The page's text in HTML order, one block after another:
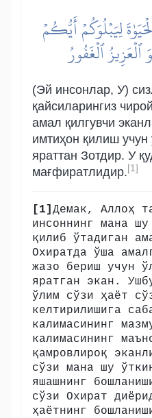
لِيَبۡلُوَكُمۡ أَيُّكُمۡ
ٱلۡغَفُورُ
(Эй инсонлар, У)
қайсиларингиз
амал қилгувчи
имтиҳон қилиш
яраттан Зотдир. У
мағфиратлидир. [1]
[1] Демак, Аллоҳ
инсоннинг мана
қилиб ўтадиган
Охиратда ўша
жазо бериш учун
яратган экан.
ўлим сўзи ҳаёт
келтирилишига
калимасининг
калимасининг
қамровлироқ
сўзи мана шу
яшашнинг
сўзи Охират
ҳаётнинг